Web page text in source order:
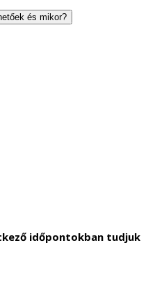
és mikor?
időpontokban tudjuk